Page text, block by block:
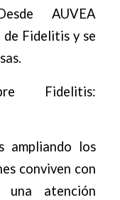
AUVEA
de Fidelitis y se
Fidelitis:
ampliando los
conviven con
atención